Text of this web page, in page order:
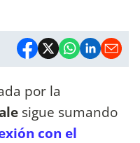
por la
sigue sumando
con el